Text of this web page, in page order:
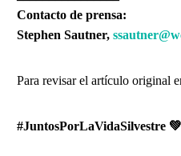
Contacto de prensa:
Stephen Sautner,
Para revisar el artículo original
#JuntosPorLaVidaSilvestre